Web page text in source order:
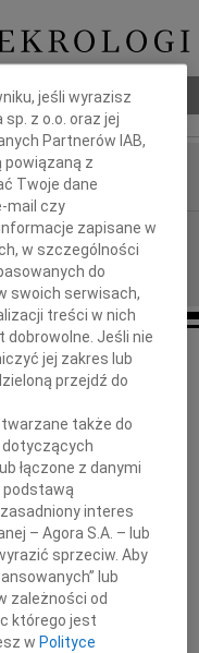
Pani
współczucia
powodu śmierci
jeśli wyrazisz
z o.o. oraz jej
Partnerów IAB,
powiązaną z
Twoje dane
mail czy
zapisane w
w szczególności
do
swoich serwisach,
treści w nich
dobrowolne. Jeśli nie
jej zakres lub
przejdź do
także do
dotyczących
łączone z danymi
podstawą
interes
– Agora S.A. – lub
sprzeciw. Aby
lub
zależności od
którego jest
w Polityce